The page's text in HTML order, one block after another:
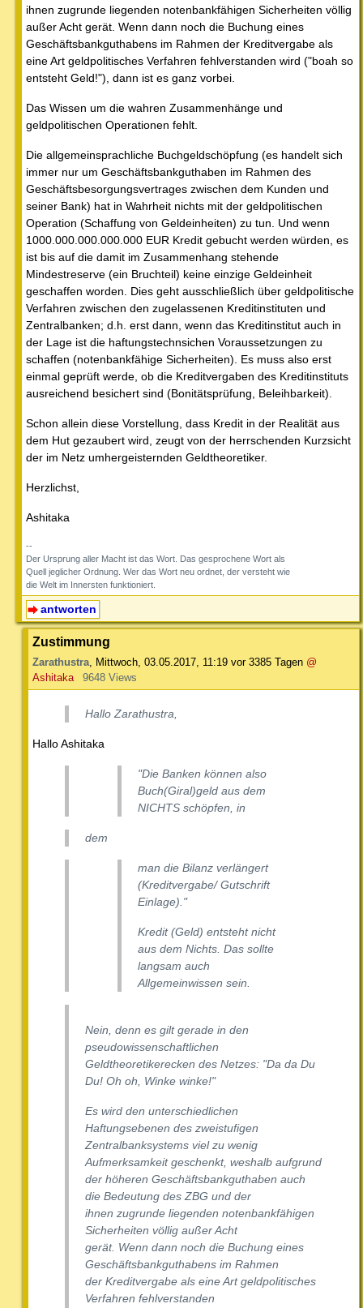
ihnen zugrunde liegenden notenbankfähigen Sicherheiten völlig
außer Acht gerät. Wenn dann noch die Buchung eines
Geschäftsbankguthabens im Rahmen der Kreditvergabe als
eine Art geldpolitisches Verfahren fehlverstanden wird ("boah so
entsteht Geld!"), dann ist es ganz vorbei.
Das Wissen um die wahren Zusammenhänge und
geldpolitischen Operationen fehlt.
Die allgemeinsprachliche Buchgeldschöpfung (es handelt sich
immer nur um Geschäftsbankguthaben im Rahmen des
Geschäftsbesorgungsvertrages zwischen dem Kunden und
seiner Bank) hat in Wahrheit nichts mit der geldpolitischen
Operation (Schaffung von Geldeinheiten) zu tun. Und wenn
1000.000.000.000.000 EUR Kredit gebucht werden würden, es
ist bis auf die damit im Zusammenhang stehende
Mindestreserve (ein Bruchteil) keine einzige Geldeinheit
geschaffen worden. Dies geht ausschließlich über geldpolitische
Verfahren zwischen den zugelassenen Kreditinstituten und
Zentralbanken; d.h. erst dann, wenn das Kreditinstitut auch in
der Lage ist die haftungstechnsichen Voraussetzungen zu
schaffen (notenbankfähige Sicherheiten). Es muss also erst
einmal geprüft werde, ob die Kreditvergaben des Kreditinstituts
ausreichend besichert sind (Bonitätsprüfung, Beleihbarkeit).
Schon allein diese Vorstellung, dass Kredit in der Realität aus
dem Hut gezaubert wird, zeugt von der herrschenden Kurzsicht
der im Netz umhergeisternden Geldtheoretiker.
Herzlichst,
Ashitaka
--
Der Ursprung aller Macht ist das Wort. Das gesprochene Wort als
Quell jeglicher Ordnung. Wer das Wort neu ordnet, der versteht wie
die Welt im Innersten funktioniert.
antworten
Zustimmung
Zarathustra Mittwoch, 03.05.2017, 11:19 vor 3385 Tagen @
Ashitaka
9648 Views
Hallo Zarathustra,
Hallo Ashitaka
"Die Banken können also
Buch(Giral)geld aus dem
NICHTS schöpfen, in
dem
man die Bilanz verlängert
(Kreditvergabe/ Gutschrift
Einlage)."
Kredit (Geld) entsteht nicht
aus dem Nichts. Das sollte
langsam auch
Allgemeinwissen sein.
Nein, denn es gilt gerade in den
pseudowissenschaftlichen
Geldtheoretikerecken des Netzes: "Da da Du
Du! Oh oh, Winke winke!"
Es wird den unterschiedlichen
Haftungsebenen des zweistufigen
Zentralbanksystems viel zu wenig
Aufmerksamkeit geschenkt, weshalb aufgrund
der höheren Geschäftsbankguthaben auch
die Bedeutung des ZBG und der
ihnen zugrunde liegenden notenbankfähigen
Sicherheiten völlig außer Acht
gerät. Wenn dann noch die Buchung eines
Geschäftsbankguthabens im Rahmen
der Kreditvergabe als eine Art geldpolitisches
Verfahren fehlverstanden